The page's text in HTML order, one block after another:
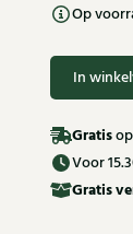
Op
In
Gratis
Voor
Gratis